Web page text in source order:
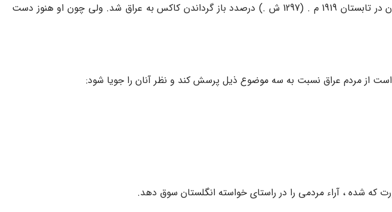
طبق میل انگلستان در عراق ایجاد کند؛ لیکن پختگى لازم را چون کاکس نداشت . به همین دلیل انگلستان در تابستان 1919 م . (1297 ش .) درصدد باز گرداندن کاکس به عراق شد. ولى چون او هنوز دست
که شده ، آراء مردمى را در راستاى خواسته انگلستان سوق دهد.